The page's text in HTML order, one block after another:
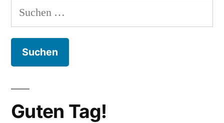
Suchen
nach:
Guten Tag!